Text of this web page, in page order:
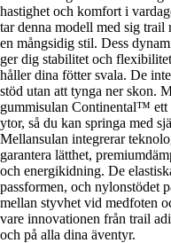
hastighet och komfort i
tar denna modell med sig
en mångsidig stil. Dess
ger dig stabilitet och
håller dina fötter svala. De
stöd utan att tynga ner skon.
gummisulan Continental™ ett
ytor, så du kan springa med
Mellansulan integrerar
garantera lätthet,
och energikidning. De
passformen, och nylonstödet
mellan styvhet vid medfoten
vare innovationen från trail
och på alla dina äventyr.